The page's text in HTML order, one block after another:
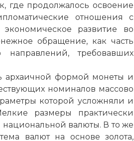
где продолжалось освоение
отношения с
развитие во
обращение, как часть
требовавших
архаичной формой монеты и
номиналов массово
которой усложняли и
размеры практически
валюты. В то же
валют на основе золота,